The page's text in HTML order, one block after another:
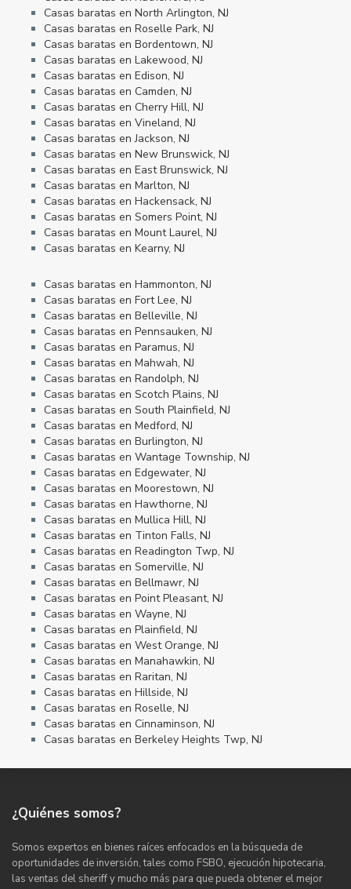
Casas baratas en North Arlington, NJ
Casas baratas en Roselle Park, NJ
Casas baratas en Bordentown, NJ
Casas baratas en Lakewood, NJ
Casas baratas en Edison, NJ
Casas baratas en Camden, NJ
Casas baratas en Cherry Hill, NJ
Casas baratas en Vineland, NJ
Casas baratas en Jackson, NJ
Casas baratas en New Brunswick, NJ
Casas baratas en East Brunswick, NJ
Casas baratas en Marlton, NJ
Casas baratas en Hackensack, NJ
Casas baratas en Somers Point, NJ
Casas baratas en Mount Laurel, NJ
Casas baratas en Kearny, NJ
Casas baratas en Hammonton, NJ
Casas baratas en Fort Lee, NJ
Casas baratas en Belleville, NJ
Casas baratas en Pennsauken, NJ
Casas baratas en Paramus, NJ
Casas baratas en Mahwah, NJ
Casas baratas en Randolph, NJ
Casas baratas en Scotch Plains, NJ
Casas baratas en South Plainfield, NJ
Casas baratas en Medford, NJ
Casas baratas en Burlington, NJ
Casas baratas en Wantage Township, NJ
Casas baratas en Edgewater, NJ
Casas baratas en Moorestown, NJ
Casas baratas en Hawthorne, NJ
Casas baratas en Mullica Hill, NJ
Casas baratas en Tinton Falls, NJ
Casas baratas en Readington Twp, NJ
Casas baratas en Somerville, NJ
Casas baratas en Bellmawr, NJ
Casas baratas en Point Pleasant, NJ
Casas baratas en Wayne, NJ
Casas baratas en Plainfield, NJ
Casas baratas en West Orange, NJ
Casas baratas en Manahawkin, NJ
Casas baratas en Raritan, NJ
Casas baratas en Hillside, NJ
Casas baratas en Roselle, NJ
Casas baratas en Cinnaminson, NJ
Casas baratas en Berkeley Heights Twp, NJ
¿Quiénes somos?
Somos expertos en bienes raíces enfocados en la búsqueda de
oportunidades de inversión, tales como FSBO, ejecución hipotecaria,
las ventas del sheriff y mucho más para que pueda obtener el mejor